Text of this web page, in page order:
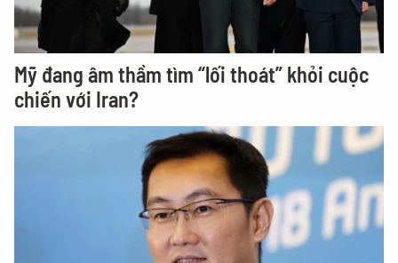
Mỹ đang âm thầm tìm “lối thoát” khỏi cuộc
chiến với Iran?